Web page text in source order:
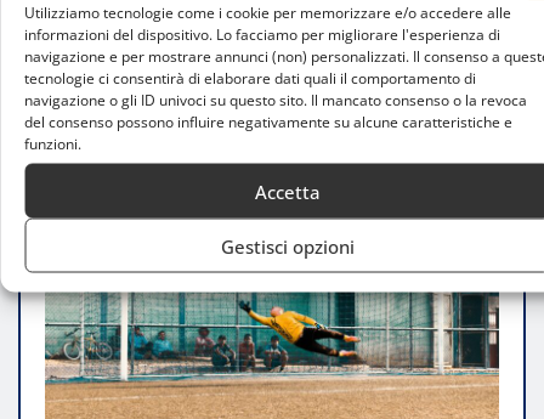
Utilizziamo tecnologie come i cookie per memorizzare e/o accedere alle
informazioni del dispositivo. Lo facciamo per migliorare l'esperienza di
navigazione e per mostrare annunci (non) personalizzati. Il consenso a
tecnologie ci consentirà di elaborare dati quali il comportamento di
navigazione o gli ID univoci su questo sito. Il mancato consenso o la revoca
del consenso possono influire negativamente su alcune caratteristiche e
funzioni.
Accetta
Gestisci opzioni
LEGGI TUTTO